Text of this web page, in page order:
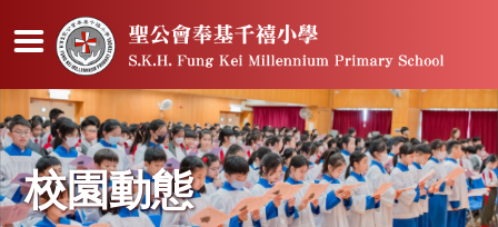
校園動態